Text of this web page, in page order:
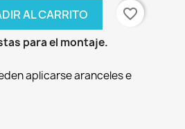
AL CARRITO
favorite_border
para el montaje.
aplicarse aranceles e